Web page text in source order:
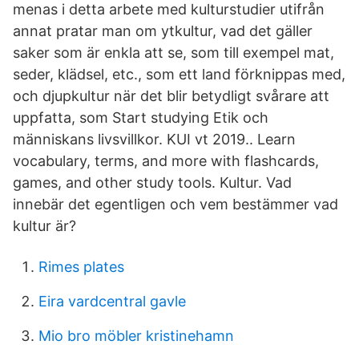
menas i detta arbete med kulturstudier utifrån
annat pratar man om ytkultur, vad det gäller
saker som är enkla att se, som till exempel mat,
seder, klädsel, etc., som ett land förknippas med,
och djupkultur när det blir betydligt svårare att
uppfatta, som Start studying Etik och
människans livsvillkor. KUI vt 2019.. Learn
vocabulary, terms, and more with flashcards,
games, and other study tools. Kultur. Vad
innebär det egentligen och vem bestämmer vad
kultur är?
Rimes plates
Eira vardcentral gavle
Mio bro möbler kristinehamn